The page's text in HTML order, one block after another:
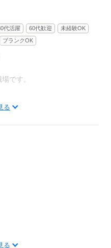
る
代活躍 60代歓迎
未経験OK
ブランクOK
です。
る
る